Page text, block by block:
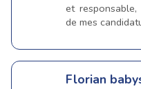
et
de mes
Florian